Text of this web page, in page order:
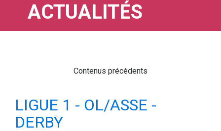
ACTUALITÉS
Contenus précédents
LIGUE 1 - OL/ASSE -
DERBY